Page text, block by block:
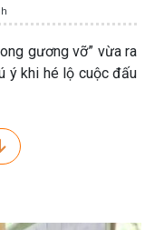
gương vỡ” vừa ra
ý khi hé lộ cuộc đấu